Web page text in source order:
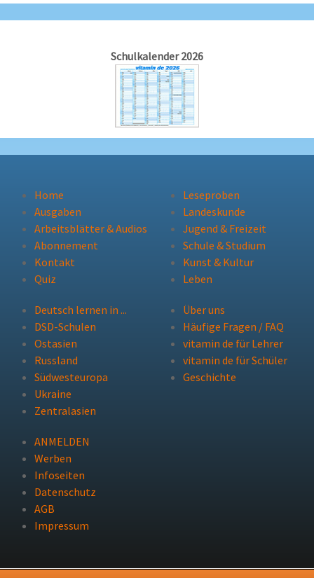
Schulkalender 2026
Home
Ausgaben
Arbeitsblätter & Audios
Abonnement
Kontakt
Quiz
Leseproben
Landeskunde
Jugend & Freizeit
Schule & Studium
Kunst & Kultur
Leben
Deutsch lernen in ...
DSD-Schulen
Ostasien
Russland
Südwesteuropa
Ukraine
Zentralasien
Über uns
Häufige Fragen / FAQ
vitamin de für Lehrer
vitamin de für Schüler
Geschichte
ANMELDEN
Werben
Infoseiten
Datenschutz
AGB
Impressum